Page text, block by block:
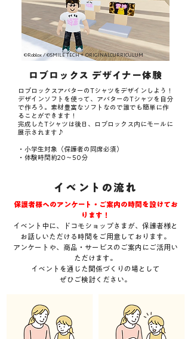
©Roblox / ©SMILE TECH＋ ORIGINALCURRICULUM
​ロブロックス デザイナー体験
ロブロックスアバターのTシャツをデザインしよう！
​デザインソフトを使って、アバターのTシャツを自分
で作ろう。素材豊富なソフトなので誰でも簡単に作
ることができます！
​完成したTシャツは後日、ロブロックス内にモールに
展示されます♪
・小学生対象（保護者の同席必須）
​・体験時間約20〜50分
​イベントの流れ
保護者様へのアンケート・ご案内の時間を設けてお
ります！
イベント中に、ドコモショップさまが、保護者様と
お話しいただける時間をご用意しております。
アンケートや、商品・サービスのご案内にご活用い
ただけます。
イベントを通じた関係づくりの場として
ぜひご検討ください。